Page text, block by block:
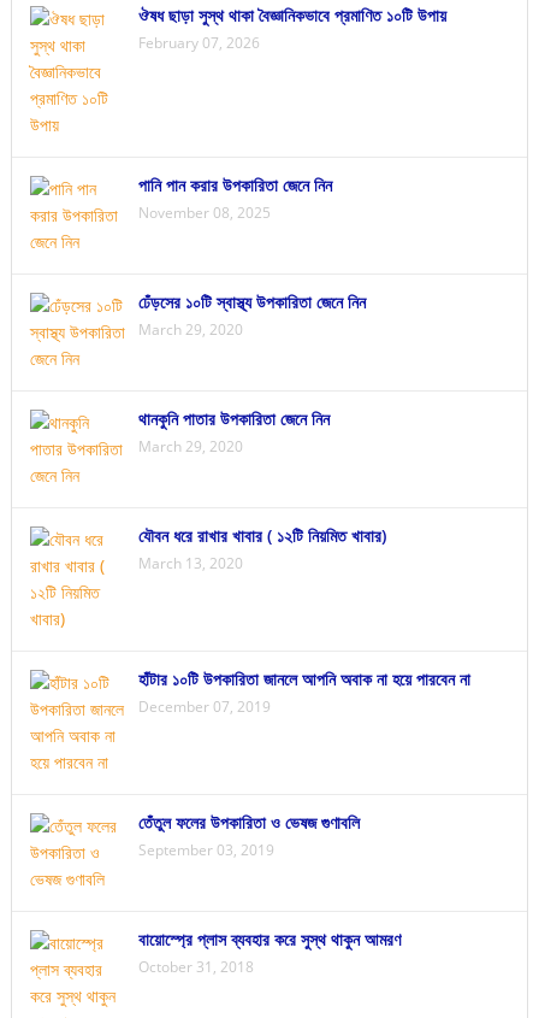
ঔষধ ছাড়া সুস্থ থাকা বৈজ্ঞানিকভাবে প্রমাণিত ১০টি উপায়
February 07, 2026
পানি পান করার উপকারিতা জেনে নিন
November 08, 2025
ঢেঁড়সের ১০টি স্বাস্থ্য উপকারিতা জেনে নিন
March 29, 2020
থানকুনি পাতার উপকারিতা জেনে নিন
March 29, 2020
যৌবন ধরে রাখার খাবার ( ১২টি নিয়মিত খাবার)
March 13, 2020
হাঁটার ১০টি উপকারিতা জানলে আপনি অবাক না হয়ে পারবেন না
December 07, 2019
তেঁতুল ফলের উপকারিতা ও ভেষজ গুণাবলি
September 03, 2019
বায়োস্প্রে প্লাস ব্যবহার করে সুস্থ থাকুন আমরণ
October 31, 2018